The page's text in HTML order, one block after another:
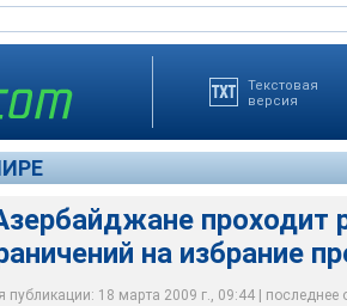
Текстовая
версия
проходит
на избрание
публикации: 18 марта 2009 г., 09:44 | последнее
В Азербайджане в среду началось
поправок в конституцию
В октябре 2008 года президентом
избран Ильхам Алиев
Если предложенные изменения получат
президент получит возможность